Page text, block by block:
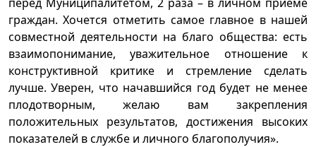
граждан. Хочется отметить самое главное в нашей
совместной деятельности на благо общества: есть
взаимопонимание, уважительное отношение к
конструктивной критике и стремление сделать
лучше. Уверен, что начавшийся год будет не менее
плодотворным, желаю вам закрепления
положительных результатов, достижения высоких
показателей в службе и личного благополучия».